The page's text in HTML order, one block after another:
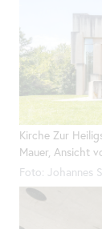
Kirche Zur
Mauer, Ansicht
Foto: Johannes